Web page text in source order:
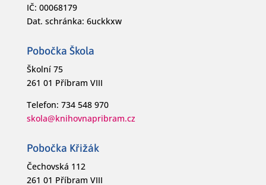
IČ: 00068179
Dat. schránka: 6uckkxw
Pobočka Škola
Školní 75
261 01 Příbram VIII
Telefon: 734 548 970
skola@knihovnapribram.cz
Pobočka Křižák
Čechovská 112
261 01 Příbram VIII